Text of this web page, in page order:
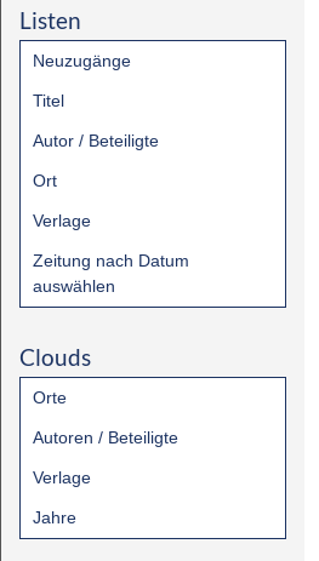
Listen
Neuzugänge
Titel
Autor / Beteiligte
Ort
Verlage
Zeitung nach Datum
auswählen
Clouds
Orte
Autoren / Beteiligte
Verlage
Jahre